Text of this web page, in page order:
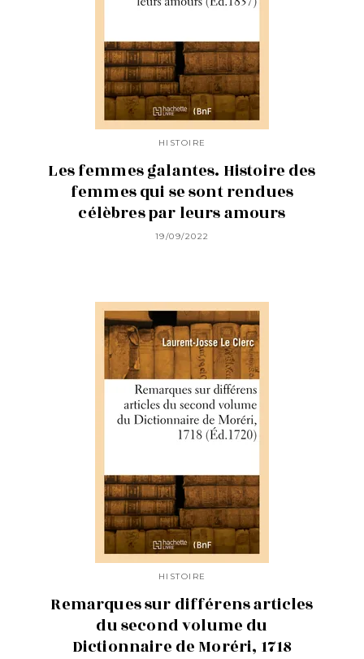
HISTOIRE
Les femmes galantes. Histoire des
femmes qui se sont rendues
célèbres par leurs amours
19/09/2022
HISTOIRE
Remarques sur différens articles
du second volume du
Dictionnaire de Moréri, 1718